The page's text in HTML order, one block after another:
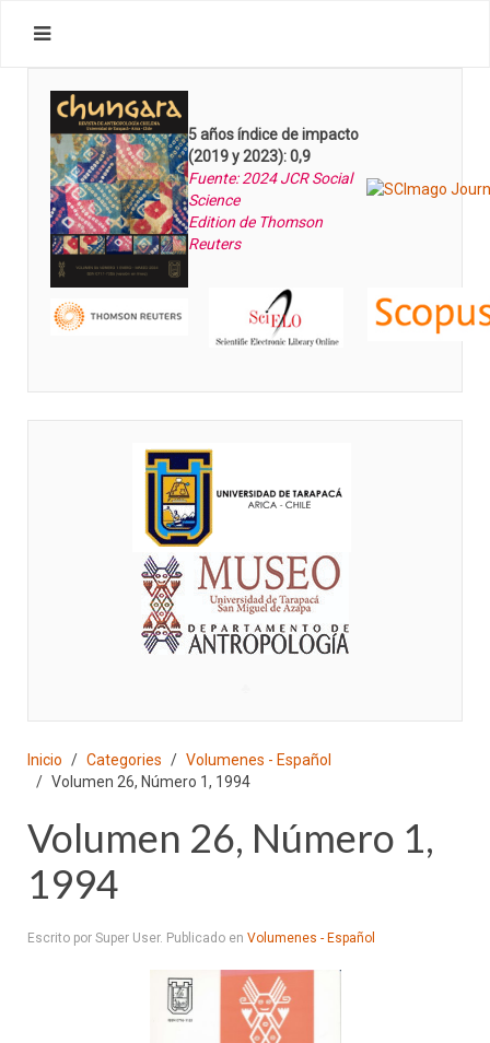
5 años índice de impacto
(2019 y 2023): 0,9
Fuente: 2024 JCR Social
Science
Edition de Thomson
Reuters
Inicio Categories
Volumenes - Español
Volumen 26, Número 1, 1994
Volumen 26, Número 1,
1994
Escrito por Super User. Publicado en Volumenes - Español